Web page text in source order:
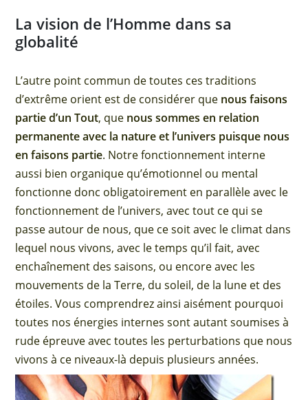
La vision de l’Homme dans sa
globalité
L’autre point commun de toutes ces traditions
d’extrême orient est de considérer que nous faisons
partie d’un Tout, que nous sommes en relation
permanente avec la nature et l’univers puisque nous
en faisons partie. Notre fonctionnement interne
aussi bien organique qu’émotionnel ou mental
fonctionne donc obligatoirement en parallèle avec le
fonctionnement de l’univers, avec tout ce qui se
passe autour de nous, que ce soit avec le climat dans
lequel nous vivons, avec le temps qu’il fait, avec
enchaînement des saisons, ou encore avec les
mouvements de la Terre, du soleil, de la lune et des
étoiles. Vous comprendrez ainsi aisément pourquoi
toutes nos énergies internes sont autant soumises à
rude épreuve avec toutes les perturbations que nous
vivons à ce niveaux-là depuis plusieurs années.